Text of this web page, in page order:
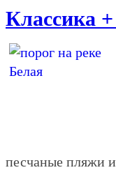
Классика
песчаные пляжи